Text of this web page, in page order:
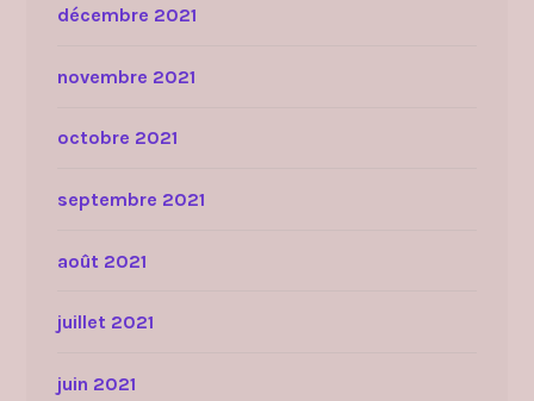
décembre 2021
novembre 2021
octobre 2021
septembre 2021
août 2021
juillet 2021
juin 2021